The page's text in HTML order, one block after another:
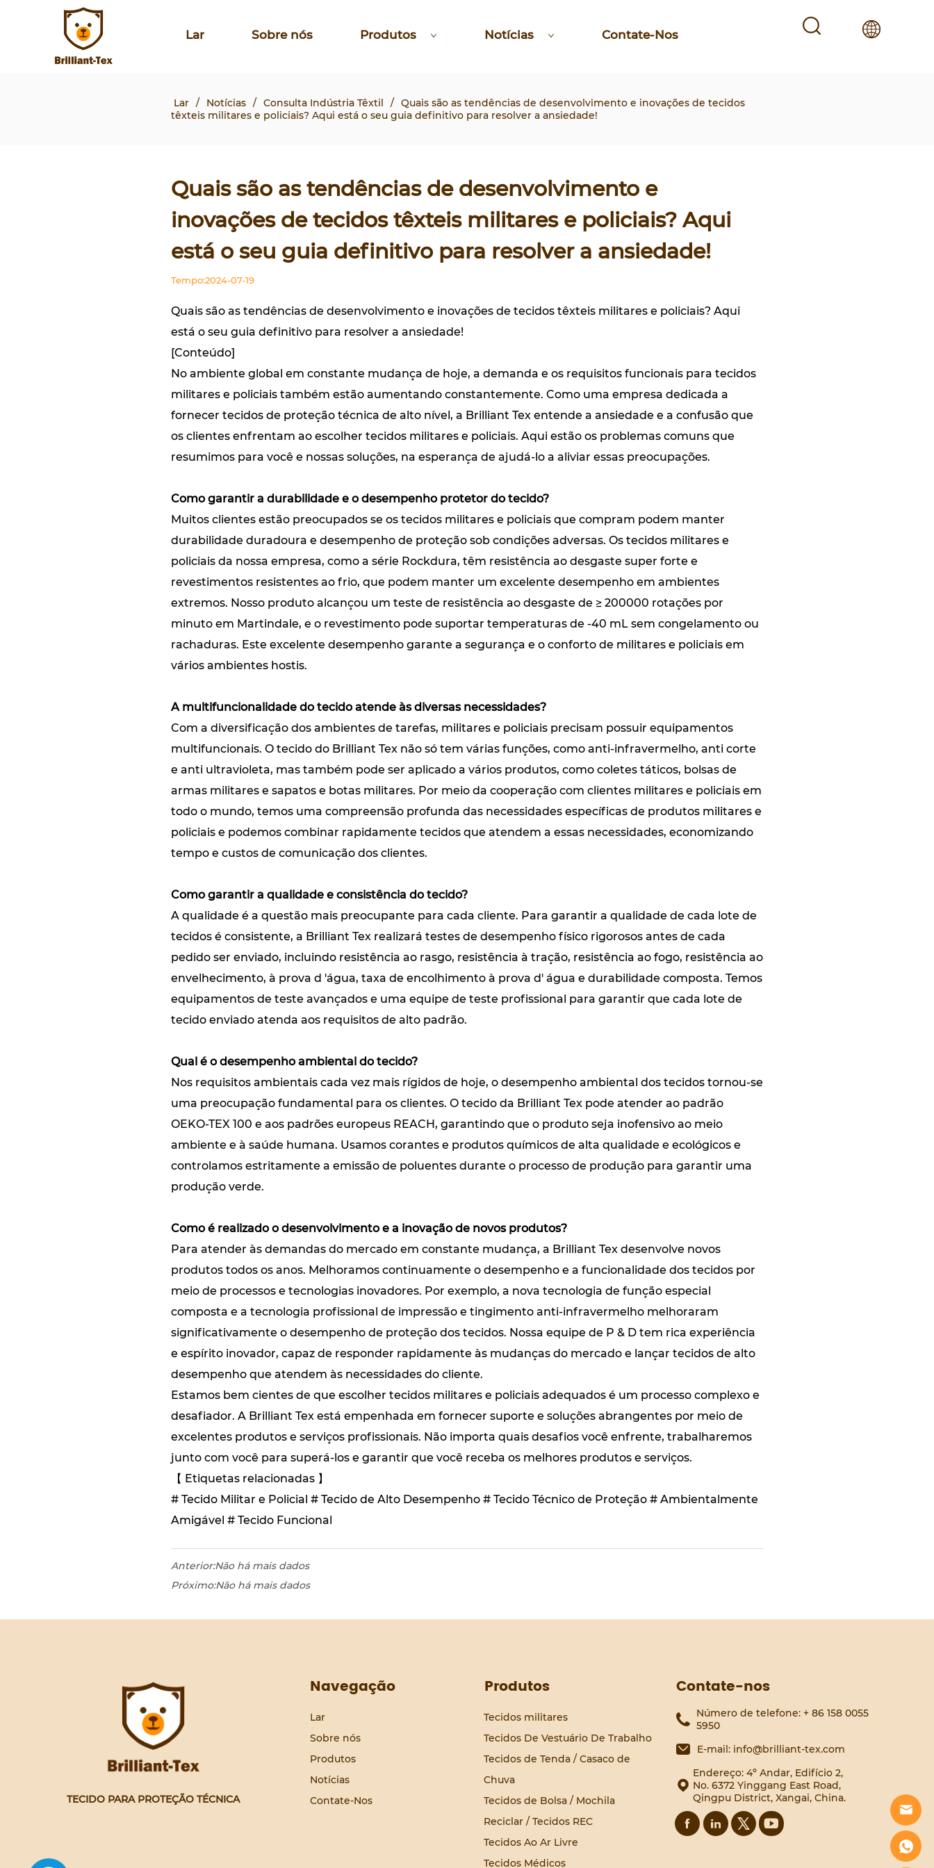
Lar Sobre nós Produtos Notícias Contate-Nos
Lar / Notícias / Consulta Indústria Têxtil / Quais são as tendências de desenvolvimento e inovações de tecidos
têxteis militares e policiais? Aqui está o seu guia definitivo para resolver a ansiedade!
Quais são as tendências de desenvolvimento e
inovações de tecidos têxteis militares e policiais? Aqui
está o seu guia definitivo para resolver a ansiedade!
Tempo:2024-07-19
Quais são as tendências de desenvolvimento e inovações de tecidos têxteis militares e policiais? Aqui
está o seu guia definitivo para resolver a ansiedade!
[Conteúdo]
No ambiente global em constante mudança de hoje, a demanda e os requisitos funcionais para tecidos
militares e policiais também estão aumentando constantemente. Como uma empresa dedicada a
fornecer tecidos de proteção técnica de alto nível, a Brilliant Tex entende a ansiedade e a confusão que
os clientes enfrentam ao escolher tecidos militares e policiais. Aqui estão os problemas comuns que
resumimos para você e nossas soluções, na esperança de ajudá-lo a aliviar essas preocupações.
Como garantir a durabilidade e o desempenho protetor do tecido?
Muitos clientes estão preocupados se os tecidos militares e policiais que compram podem manter
durabilidade duradoura e desempenho de proteção sob condições adversas. Os tecidos militares e
policiais da nossa empresa, como a série Rockdura, têm resistência ao desgaste super forte e
revestimentos resistentes ao frio, que podem manter um excelente desempenho em ambientes
extremos. Nosso produto alcançou um teste de resistência ao desgaste de ≥ 200000 rotações por
minuto em Martindale, e o revestimento pode suportar temperaturas de -40 mL sem congelamento ou
rachaduras. Este excelente desempenho garante a segurança e o conforto de militares e policiais em
vários ambientes hostis.
A multifuncionalidade do tecido atende às diversas necessidades?
Com a diversificação dos ambientes de tarefas, militares e policiais precisam possuir equipamentos
multifuncionais. O tecido do Brilliant Tex não só tem várias funções, como anti-infravermelho, anti corte
e anti ultravioleta, mas também pode ser aplicado a vários produtos, como coletes táticos, bolsas de
armas militares e sapatos e botas militares. Por meio da cooperação com clientes militares e policiais em
todo o mundo, temos uma compreensão profunda das necessidades específicas de produtos militares e
policiais e podemos combinar rapidamente tecidos que atendem a essas necessidades, economizando
tempo e custos de comunicação dos clientes.
Como garantir a qualidade e consistência do tecido?
A qualidade é a questão mais preocupante para cada cliente. Para garantir a qualidade de cada lote de
tecidos é consistente, a Brilliant Tex realizará testes de desempenho físico rigorosos antes de cada
pedido ser enviado, incluindo resistência ao rasgo, resistência à tração, resistência ao fogo, resistência ao
envelhecimento, à prova d 'água, taxa de encolhimento à prova d' água e durabilidade composta. Temos
equipamentos de teste avançados e uma equipe de teste profissional para garantir que cada lote de
tecido enviado atenda aos requisitos de alto padrão.
Qual é o desempenho ambiental do tecido?
Nos requisitos ambientais cada vez mais rígidos de hoje, o desempenho ambiental dos tecidos tornou-se
uma preocupação fundamental para os clientes. O tecido da Brilliant Tex pode atender ao padrão
OEKO-TEX 100 e aos padrões europeus REACH, garantindo que o produto seja inofensivo ao meio
ambiente e à saúde humana. Usamos corantes e produtos químicos de alta qualidade e ecológicos e
controlamos estritamente a emissão de poluentes durante o processo de produção para garantir uma
produção verde.
Como é realizado o desenvolvimento e a inovação de novos produtos?
Para atender às demandas do mercado em constante mudança, a Brilliant Tex desenvolve novos
produtos todos os anos. Melhoramos continuamente o desempenho e a funcionalidade dos tecidos por
meio de processos e tecnologias inovadores. Por exemplo, a nova tecnologia de função especial
composta e a tecnologia profissional de impressão e tingimento anti-infravermelho melhoraram
significativamente o desempenho de proteção dos tecidos. Nossa equipe de P & D tem rica experiência
e espírito inovador, capaz de responder rapidamente às mudanças do mercado e lançar tecidos de alto
desempenho que atendem às necessidades do cliente.
Estamos bem cientes de que escolher tecidos militares e policiais adequados é um processo complexo e
desafiador. A Brilliant Tex está empenhada em fornecer suporte e soluções abrangentes por meio de
excelentes produtos e serviços profissionais. Não importa quais desafios você enfrente, trabalharemos
junto com você para superá-los e garantir que você receba os melhores produtos e serviços.
【 Etiquetas relacionadas 】
# Tecido Militar e Policial # Tecido de Alto Desempenho # Tecido Técnico de Proteção # Ambientalmente
Amigável # Tecido Funcional
Anterior:Não há mais dados
Próximo:Não há mais dados
TECIDO PARA PROTEÇÃO TÉCNICA
Navegação
Lar
Sobre nós
Produtos
Notícias
Contate-Nos
Produtos
Tecidos militares
Tecidos De Vestuário De Trabalho
Tecidos de Tenda / Casaco de
Chuva
Tecidos de Bolsa / Mochila
Reciclar / Tecidos REC
Tecidos Ao Ar Livre
Tecidos Médicos
Contate-nos
Número de telefone: + 86 158 0055
5950
E-mail: info@brilliant-tex.com
Endereço: 4º Andar, Edifício 2,
No. 6372 Yinggang East Road,
Qingpu District, Xangai, China.